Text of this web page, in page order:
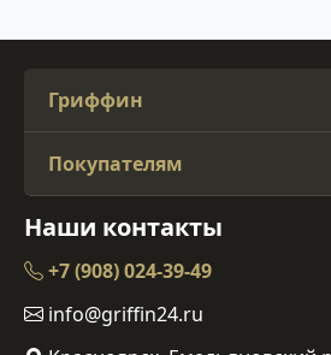
Гриффин
Покупателям
Наши контакты
+7 (908) 024-39-49
info@griffin24.ru